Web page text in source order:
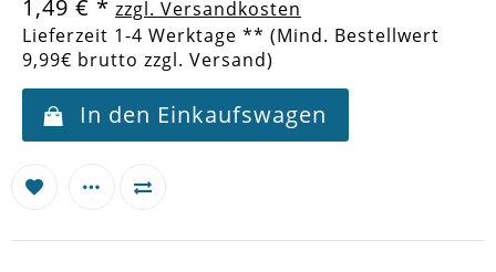
1,49 € * zzgl. Versandkosten
Lieferzeit 1-4 Werktage ** (Mind. Bestellwert
9,99€ brutto zzgl. Versand)
In den Einkaufswagen